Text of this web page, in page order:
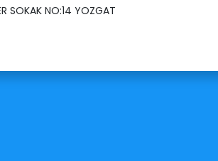
SOKAK NO:14 YOZGAT